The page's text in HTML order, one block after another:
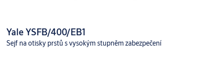
Yale YSFB/400/EB1
Sejf na otisky prstů s vysokým stupněm zabezpečení